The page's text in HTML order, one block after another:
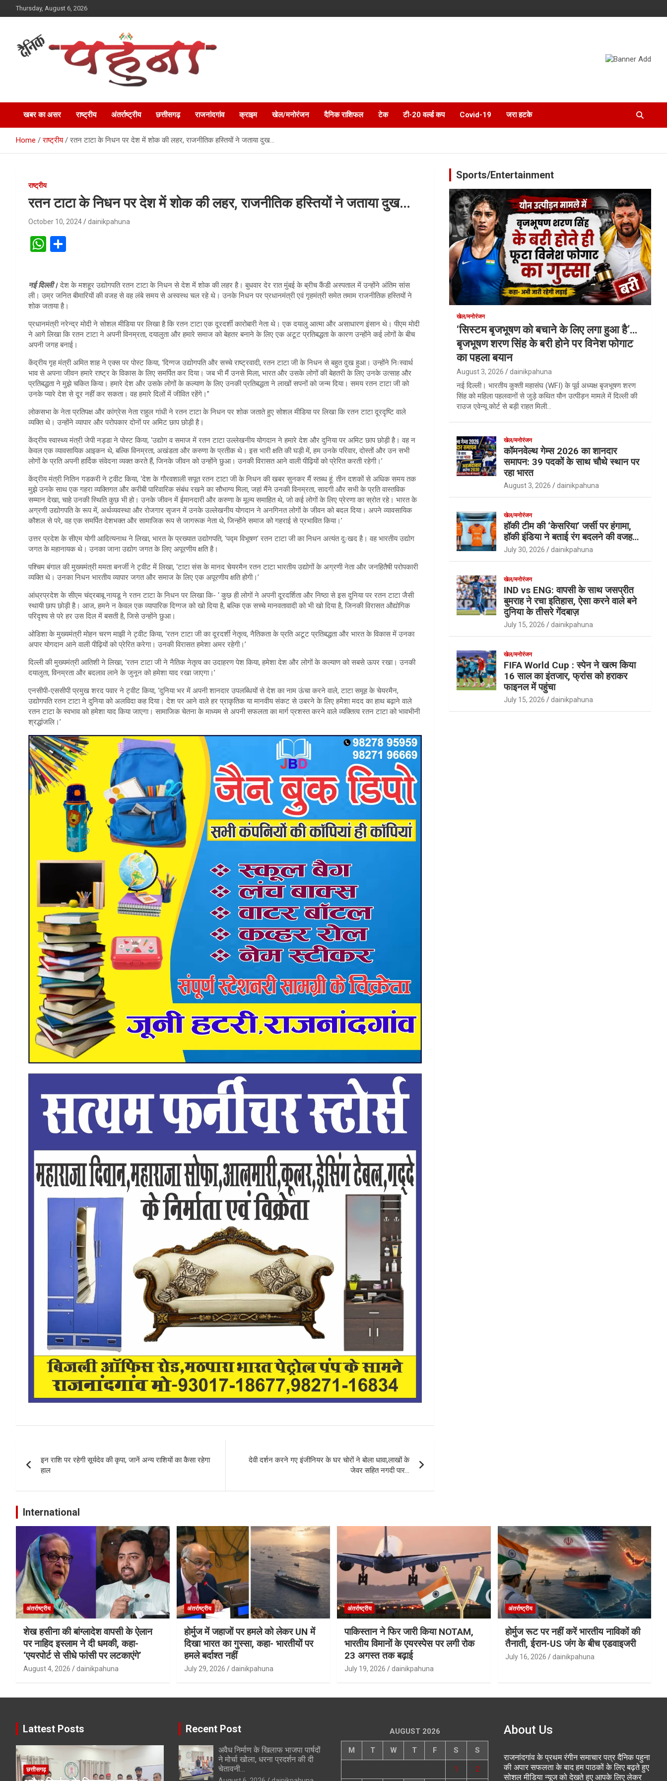
to
Thursday, August 6, 2026
Dainik Pahuna
खबर का असर राष्ट्रीय अंतर्राष्ट्रीय छत्तीसगढ़ राजनांदगांव क्राइम खेल/मनोरंजन दैनिक राशिफल टेक टी-20 वर्ल्ड कप Covid-19 जरा हटके
Home राष्ट्रीय रतन टाटा के निधन पर देश में शोक की लहर, राजनीतिक हस्तियों ने जताया दुख…
राष्ट्रीय
रतन टाटा के निधन पर देश में शोक की लहर, राजनीतिक हस्तियों ने जताया दुख…
October 10, 2024 dainikpahuna
W
at
s
A
p
p
ar
e
नई दिल्ली। देश के मशहूर उद्योगपति रतन टाटा के निधन से देश में शोक की लहर है। बुधवार देर रात मुंबई के ब्रीच कैंडी अस्पताल में उन्होंने अंतिम सांस
ली। उम्र जनित बीमारियों की वजह से वह लंबे समय से अस्वस्थ चल रहे थे। उनके निधन पर प्रधानमंत्री एवं गृहमंत्री समेत तमाम राजनीतिक हस्तियों ने
शोक जताया है।
प्रधानमंत्री नरेन्द्र मोदी ने सोशल मीडिया पर लिखा है कि रतन टाटा एक दूरदर्शी कारोबारी नेता थे। एक दयालु आत्मा और असाधारण इंसान थे। पीएम मोदी
ने आगे लिखा कि रतन टाटा ने अपनी विनम्रता, दयालुता और हमारे समाज को बेहतर बनाने के लिए एक अटूट प्रतिबद्धता के कारण उन्होंने कई लोगों के बीच
अपनी जगह बनाई।
केंद्रीय गृह मंत्री अमित शाह ने एक्स पर पोस्ट किया, ‘दिग्गज उद्योगपति और सच्चे राष्ट्रवादी, रतन टाटा जी के निधन से बहुत दुख हुआ। उन्होंने निःस्वार्थ
भाव से अपना जीवन हमारे राष्ट्र के विकास के लिए समर्पित कर दिया। जब भी मैं उनसे मिला, भारत और उसके लोगों की बेहतरी के लिए उनके उत्साह और
प्रतिबद्धता ने मुझे चकित किया। हमारे देश और उसके लोगों के कल्याण के लिए उनकी प्रतिबद्धता ने लाखों सपनों को जन्म दिया। समय रतन टाटा जी को
उनके प्यारे देश से दूर नहीं कर सकता। वह हमारे दिलों में जीवित रहेंगे।”
लोकसभा के नेता प्रतिपक्ष और कांग्रेस नेता राहुल गांधी ने रतन टाटा के निधन पर शोक जताते हुए सोशल मीडिया पर लिखा कि रतन टाटा दूरदृष्टि वाले
व्यक्ति थे। उन्होंने व्यापार और परोपकार दोनों पर अमिट छाप छोड़ी है।
केंद्रीय स्वास्थ्य मंत्री जेपी नड्डा ने पोस्ट किया, ‘उद्योग व समाज में रतन टाटा उल्लेखनीय योगदान ने हमारे देश और दुनिया पर अमिट छाप छोड़ी है। वह न
केवल एक व्यावसायिक आइकन थे, बल्कि विनम्रता, अखंडता और करुणा के प्रतीक थे। इस भारी क्षति की घड़ी में, हम उनके परिवार, दोस्तों और उन सभी
लोगों के प्रति अपनी हार्दिक संवेदना व्यक्त करते हैं, जिनके जीवन को उन्होंने छुआ। उनकी विरासत आने वाली पीढ़ियों को प्रेरित करती रहेगी।’
केंद्रीय मंत्री नितिन गडकरी ने ट्वीट किया, ‘देश के गौरवशाली सपूत रतन टाटा जी के निधन की खबर सुनकर मैं स्तब्ध हूं. तीन दशकों से अधिक समय तक
मुझे उनके साथ एक गहरा व्यक्तिगत और करीबी पारिवारिक संबंध रखने का सौभाग्य मिला, जहां मैंने उनकी विनम्रता, सादगी और सभी के प्रति वास्तविक
सम्मान देखा, चाहे उनकी स्थिति कुछ भी हो। उनके जीवन में ईमानदारी और करुणा के मूल्य समाहित थे, जो कई लोगों के लिए प्रेरणा का स्रोत रहे। भारत के
अग्रणी उद्योगपति के रूप में, अर्थव्यवस्था और रोजगार सृजन में उनके उल्लेखनीय योगदान ने अनगिनत लोगों के जीवन को बदल दिया। अपने व्यावसायिक
कौशल से परे, वह एक समर्पित देशभक्त और सामाजिक रूप से जागरूक नेता थे, जिन्होंने समाज को गहराई से प्रभावित किया।’
उत्तर प्रदेश के सीएम योगी आदित्यनाथ ने लिखा, भारत के प्रख्यात उद्योगपति, ‘पद्म विभूषण’ रतन टाटा जी का निधन अत्यंत दुःखद है। वह भारतीय उद्योग
जगत के महानायक थे। उनका जाना उद्योग जगत के लिए अपूरणीय क्षति है।
पश्चिम बंगाल की मुख्यमंत्री ममता बनर्जी ने ट्वीट में लिखा, ‘टाटा संस के मानद चेयरमैन रतन टाटा भारतीय उद्योगों के अग्रणी नेता और जनहितैषी परोपकारी
व्यक्ति थे। उनका निधन भारतीय व्यापार जगत और समाज के लिए एक अपूरणीय क्षति होगी।’
आंध्रप्रदेश के सीएम चंद्रबाबू नायडू ने रतन टाटा के निधन पर लिखा कि- ‘ कुछ ही लोगों ने अपनी दूरदर्शिता और निष्ठा से इस दुनिया पर रतन टाटा जैसी
स्थायी छाप छोड़ी है। आज, हमने न केवल एक व्यापारिक दिग्गज को खो दिया है, बल्कि एक सच्चे मानवतावादी को भी खो दिया है, जिनकी विरासत औद्योगिक
परिदृश्य से परे हर उस दिल में बसती है, जिसे उन्होंने छुआ।
ओडिशा के मुख्यमंत्री मोहन चरण माझी ने ट्वीट किया, ‘रतन टाटा जी का दूरदर्शी नेतृत्व, नैतिकता के प्रति अटूट प्रतिबद्धता और भारत के विकास में उनका
अपार योगदान आने वाली पीढ़ियों को प्रेरित करेगा। उनकी विरासत हमेशा अमर रहेगी।’
दिल्ली की मुख्यमंत्री आतिशी ने लिखा, ‘रतन टाटा जी ने नैतिक नेतृत्व का उदाहरण पेश किया, हमेशा देश और लोगों के कल्याण को सबसे ऊपर रखा। उनकी
दयालुता, विनम्रता और बदलाव लाने के जुनून को हमेशा याद रखा जाएगा।’
एनसीपी-एससीपी प्रमुख शरद पवार ने ट्वीट किया, ‘दुनिया भर में अपनी शानदार उपलब्धियों से देश का नाम ऊंचा करने वाले, टाटा समूह के चेयरमैन,
उद्योगपति रतन टाटा ने दुनिया को अलविदा कह दिया। देश पर आने वाले हर प्राकृतिक या मानवीय संकट से उबरने के लिए हमेशा मदद का हाथ बढ़ाने वाले
रतन टाटा के स्वभाव को हमेशा याद किया जाएगा। सामाजिक चेतना के माध्यम से अपनी सफलता का मार्ग प्रशस्त करने वाले व्यक्तित्व रतन टाटा को भावभीनी
श्रद्धांजलि।’
navigation
इन राशि पर रहेगी सूर्यदेव की कृपा, जानें अन्य राशियों का कैसा रहेगा
हाल
देवी दर्शन करने गए इंजीनियर के घर चोरों ने बोला धावा,लाखों के
जेवर सहित नगदी पार…
Sports/Entertainment
खेल/मनोरंजन
‘सिस्टम बृजभूषण को बचाने के लिए लगा हुआ है’…
बृजभूषण शरण सिंह के बरी होने पर विनेश फोगाट
का पहला बयान
August 3, 2026 dainikpahuna
नई दिल्ली। भारतीय कुश्ती महासंघ (WFI) के पूर्व अध्यक्ष बृजभूषण शरण
सिंह को महिला पहलवानों से जुड़े कथित यौन उत्पीड़न मामले में दिल्ली की
राउज एवेन्यू कोर्ट से बड़ी राहत मिली…
खेल/मनोरंजन
कॉमनवेल्थ गेम्स 2026 का शानदार
समापन: 39 पदकों के साथ चौथे स्थान पर
रहा भारत
August 3, 2026 dainikpahuna
खेल/मनोरंजन
हॉकी टीम की ‘केसरिया’ जर्सी पर हंगामा,
हॉकी इंडिया ने बताई रंग बदलने की वजह…
July 30, 2026 dainikpahuna
खेल/मनोरंजन
IND vs ENG: वापसी के साथ जसप्रीत
बुमराह ने रचा इतिहास, ऐसा करने वाले बने
दुनिया के तीसरे गेंदबाज़
July 15, 2026 dainikpahuna
खेल/मनोरंजन
FIFA World Cup : स्पेन ने खत्म किया
16 साल का इंतजार, फ्रांस को हराकर
फाइनल में पहुंचा
July 15, 2026 dainikpahuna
International
अंतर्राष्ट्रीय
शेख हसीना की बांग्लादेश वापसी के ऐलान
पर नाहिद इस्लाम ने दी धमकी, कहा-
‘एयरपोर्ट से सीधे फांसी पर लटकाएंगे’
August 4, 2026 dainikpahuna
अंतर्राष्ट्रीय
होर्मुज में जहाजों पर हमले को लेकर UN में
दिखा भारत का गुस्सा, कहा- भारतीयों पर
हमले बर्दाश्त नहीं
July 29, 2026 dainikpahuna
अंतर्राष्ट्रीय
पाकिस्तान ने फिर जारी किया NOTAM,
भारतीय विमानों के एयरस्पेस पर लगी रोक
23 अगस्त तक बढ़ाई
July 19, 2026 dainikpahuna
अंतर्राष्ट्रीय
होर्मुज रूट पर नहीं करें भारतीय नाविकों की
तैनाती, ईरान-US जंग के बीच एडवाइजरी
July 16, 2026 dainikpahuna
Lattest Posts
छत्तीसगढ़
Recent Post
अवैध निर्माण के खिलाफ भाजपा पार्षदों
ने मोर्चा खोला, धरना प्रदर्शन की दी
चेतावनी…
AUGUST 2026
M T W T F S S
1 2
About Us
राजनांदगांव के प्रथम रंगीन समाचार पत्र दैनिक पहुना
की अपार सफलता के बाद हम पाठकों के लिए बढ़ते हुए
सोशल मीडिया न्यूज को देखते हुए आपके लिए लेकर